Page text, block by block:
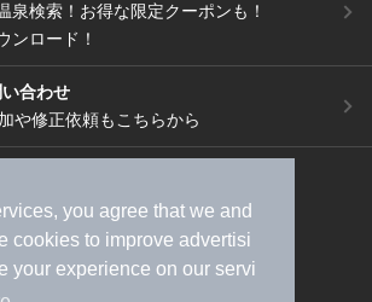
you agree that we and
cookies to improve advertisi
your experience on our servi
泉検索！お得な限定クーポンも！
ンロード！
合わせ
や修正依頼もこちらから
（資料請求）
広告出稿のご案内
ライフスタイルMEMBERS+規約
法に基づく表記
ヘルプ
採用情報